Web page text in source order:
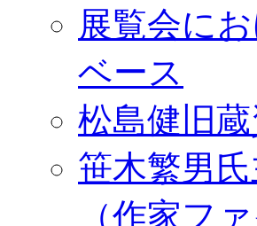
展覧会に
ベース
松島健旧
笹木繁男
（作家フ